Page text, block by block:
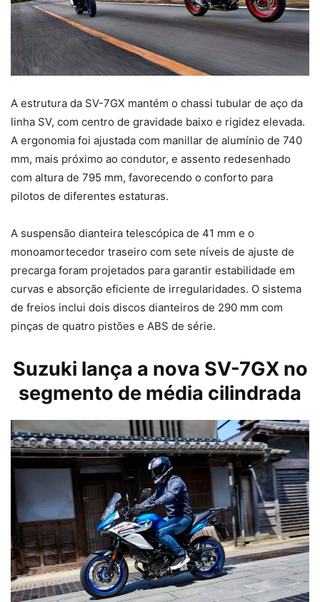
A estrutura da SV-7GX mantém o chassi tubular de aço da
linha SV, com centro de gravidade baixo e rigidez elevada.
A ergonomia foi ajustada com manillar de alumínio de 740
mm, mais próximo ao condutor, e assento redesenhado
com altura de 795 mm, favorecendo o conforto para
pilotos de diferentes estaturas.
A suspensão dianteira telescópica de 41 mm e o
monoamortecedor traseiro com sete níveis de ajuste de
precarga foram projetados para garantir estabilidade em
curvas e absorção eficiente de irregularidades. O sistema
de freios inclui dois discos dianteiros de 290 mm com
pinças de quatro pistões e ABS de série.
Suzuki lança a nova SV-7GX no
segmento de média cilindrada